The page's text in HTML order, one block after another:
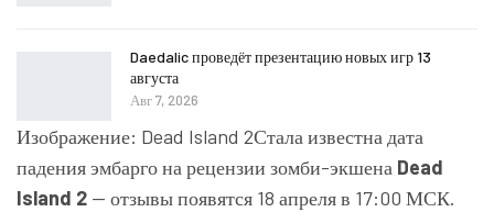
Daedalic проведёт презентацию новых игр 13
августа
Авг 7, 2026
Изображение: Dead Island 2Стала известна дата
падения эмбарго на рецензии зомби-экшена Dead
Island 2 — отзывы появятся 18 апреля в 17:00 МСК.